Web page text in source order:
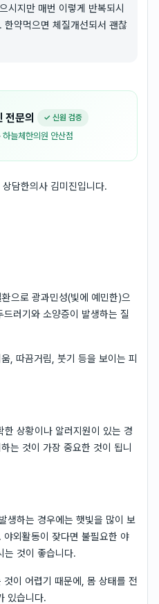
시지만 매번 이렇게 반복되시
약먹으면 체질개선되서 괜찮
전문의 ✓ 신원 검증
· 하늘체한의원 안산점
담한의사 김미진입니다.
으로 광과민성(빛에 예민한)으
러기와 소양증이 발생하는 질
, 따끔거림, 붓기 등을 보이는 피
상황이나 알러지원이 있는 경
는 것이 가장 중요한 것이 됩니
생하는 경우에는 햇빛을 많이 보
외활동이 잦다면 불필요한 야
는 것이 좋습니다.
이 어렵기 때문에, 몸 상태를 전
있습니다.